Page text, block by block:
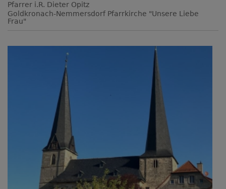
Pfarrer i.R. Dieter Opitz
Goldkronach-Nemmersdorf Pfarrkirche "Unsere Liebe
Frau"